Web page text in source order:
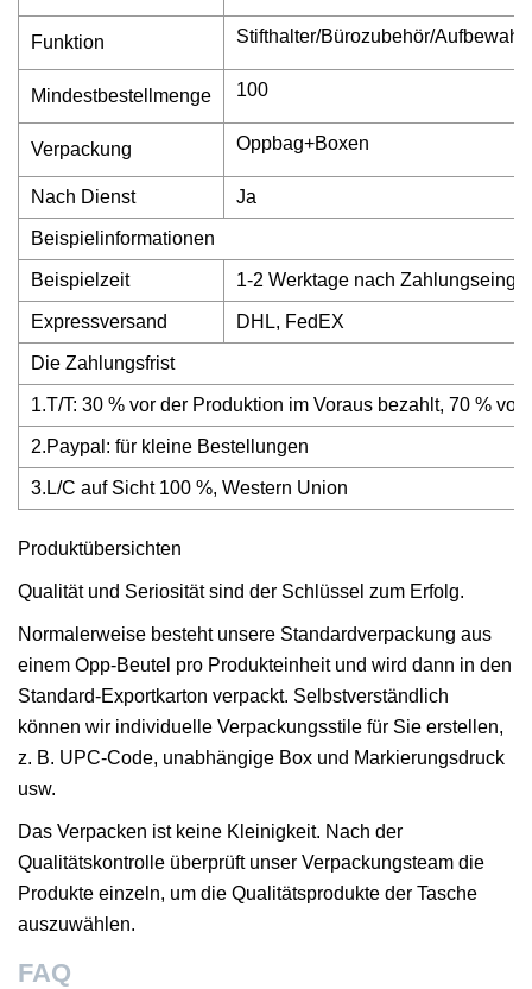
Funktion Stifthalter/Bürozubehör/
Mindestbestellmenge 100
Verpackung Oppbag+Boxen
Nach Dienst Ja
Beispielinformationen
Beispielzeit 1-2 Werktage nach
Expressversand DHL, FedEX
Die Zahlungsfrist
1.T/T: 30 % vor der Produktion im Voraus bezahlt, 70 % vor
2.Paypal: für kleine Bestellungen
3.L/C auf Sicht 100 %, Western Union
Produktübersichten
Qualität und Seriosität sind der Schlüssel zum Erfolg.
Normalerweise besteht unsere Standardverpackung aus
einem Opp-Beutel pro Produkteinheit und wird dann in den
Standard-Exportkarton verpackt. Selbstverständlich
können wir individuelle Verpackungsstile für Sie erstellen,
z. B. UPC-Code, unabhängige Box und Markierungsdruck
usw.
Das Verpacken ist keine Kleinigkeit. Nach der
Qualitätskontrolle überprüft unser Verpackungsteam die
Produkte einzeln, um die Qualitätsprodukte der Tasche
auszuwählen.
FAQ